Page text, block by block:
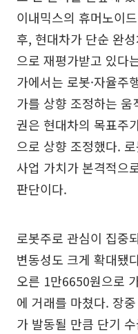
이내믹스의 휴머노이
후, 현대차가 단순 완
으로 재평가받고 있다
가에서는 로봇·자율주
가를 상향 조정하는
권은 현대차의 목표주
으로 상향 조정했다.
사업 가치가 본격적으
판단이다.
로봇주로 관심이 집중
변동성도 크게 확대됐
오른 1만6650원으로
에 거래를 마쳤다. 장
가 발동될 만큼 단기